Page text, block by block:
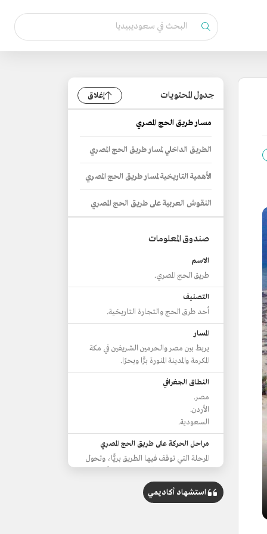
جدول المحتويات إغلاق
مسار طريق الحج المصري
الطريق الداخلي لمسار طريق الحج المصري
الأهمية التاريخية لمسار طريق الحج المصري
النقوش العربية على طريق الحج المصري
صندوق المعلومات
الاسم
طريق الحج المصري.
التصنيف
أحد طرق الحج والتجارة التاريخية.
المسار
يربط بين مصر والحرمين الشريفين في مكة
المكرمة والمدينة المنورة برًّا وبحرًا.
النطاق الجغرافي
مصر.
الأردن.
السعودية.
مراحل الحركة على طريق الحج المصري
المرحلة التي توقف فيها الطريق بريًّا، وتحول
عيذاب، ومنها بحرًا إلى جدة.
مرحلة الطريق البري الساحلي.
استشهاد أكاديمي